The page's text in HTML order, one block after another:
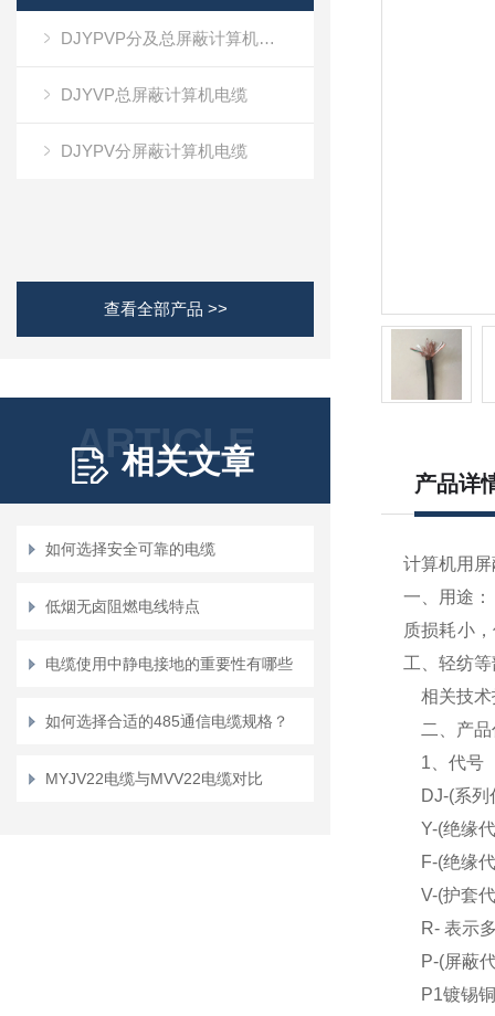
DJYPVP分及总屏蔽计算机电缆
DJYVP总屏蔽计算机电缆
DJYPV分屏蔽计算机电缆
查看全部产品 >>
ARTICLE
相关文章
如何选择安全可靠的电缆
低烟无卤阻燃电线特点
电缆使用中静电接地的重要性有哪些
如何选择合适的485通信电缆规格？
MYJV22电缆与MVV22电缆对比
产品详
计算机用
一、用途
质损耗小
工、轻纺
相关技术
二、产品
1、代号
DJ-(系列
Y-(绝缘
F-(绝缘
V-(护套
R- 表示
P-(屏蔽
P1镀锡